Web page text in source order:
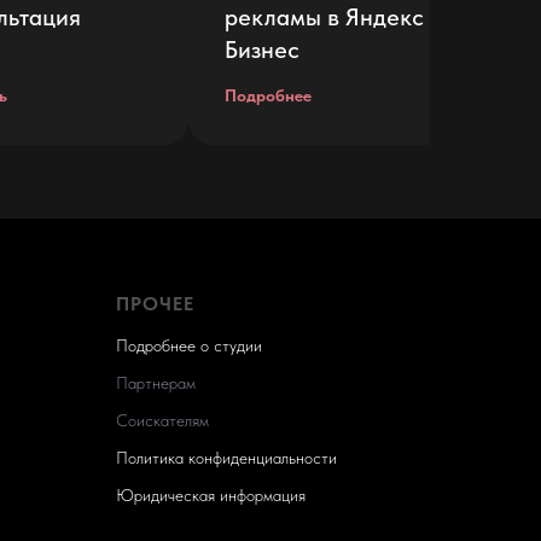
рекламы в Яндекс
Бизнес
Подробнее
ПРОЧЕЕ
Подробнее о студии
Партнерам
Соискателям
Политика конфиденциальности
Юридическая информация